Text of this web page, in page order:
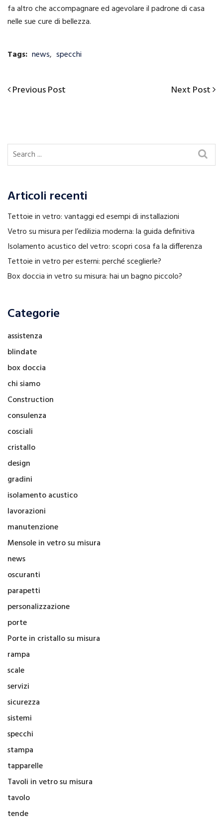
fa altro che accompagnare ed agevolare il padrone di casa
nelle sue cure di bellezza.
Tags: news, specchi
Navigazione
Previous
Previous Post
Next
Next Post
Articoli recenti
Tettoie in vetro: vantaggi ed esempi di installazioni
Vetro su misura per l’edilizia moderna: la guida definitiva
Isolamento acustico del vetro: scopri cosa fa la differenza
Tettoie in vetro per esterni: perché sceglierle?
Box doccia in vetro su misura: hai un bagno piccolo?
Categorie
assistenza
blindate
box doccia
chi siamo
Construction
consulenza
cosciali
cristallo
design
gradini
isolamento acustico
lavorazioni
manutenzione
Mensole in vetro su misura
news
oscuranti
parapetti
personalizzazione
porte
Porte in cristallo su misura
rampa
scale
servizi
sicurezza
sistemi
specchi
stampa
tapparelle
Tavoli in vetro su misura
tavolo
tende